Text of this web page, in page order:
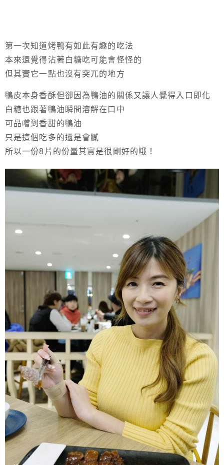
第一次知道烤鴨有如此有趣的吃法
本來還覺得沾著白糖吃可能會怪怪的
但其實它一點也沒有突兀的地方
鴨皮本身香酥但卻因為鴨油的關係又讓人覺得入口即化
白糖也跟著鴨油瞬間溶解在口中
可品嚐到香甜的鴨油
只是這個吃多的還是會膩
所以一份8片的份量其實是很剛好的哦！